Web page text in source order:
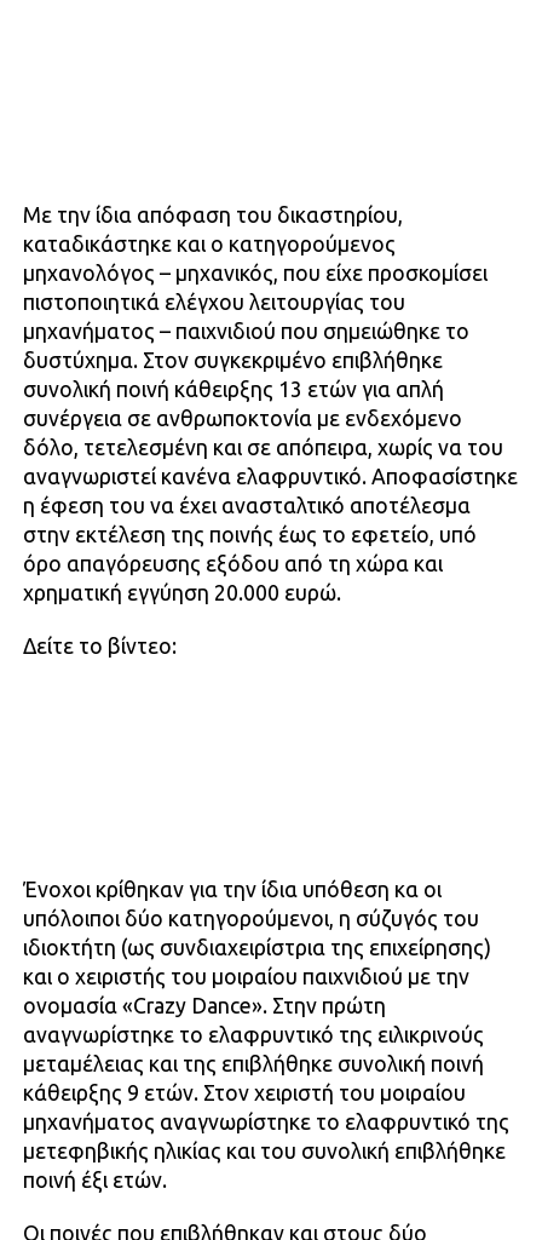
Με την ίδια απόφαση του δικαστηρίου,
καταδικάστηκε και ο κατηγορούμενος
μηχανολόγος – μηχανικός, που είχε προσκομίσει
πιστοποιητικά ελέγχου λειτουργίας του
μηχανήματος – παιχνιδιού που σημειώθηκε το
δυστύχημα. Στον συγκεκριμένο επιβλήθηκε
συνολική ποινή κάθειρξης 13 ετών για απλή
συνέργεια σε ανθρωποκτονία με ενδεχόμενο
δόλο, τετελεσμένη και σε απόπειρα, χωρίς να του
αναγνωριστεί κανένα ελαφρυντικό. Αποφασίστηκε
η έφεση του να έχει ανασταλτικό αποτέλεσμα
στην εκτέλεση της ποινής έως το εφετείο, υπό
όρο απαγόρευσης εξόδου από τη χώρα και
χρηματική εγγύηση 20.000 ευρώ.
Δείτε το βίντεο:
Ένοχοι κρίθηκαν για την ίδια υπόθεση κα οι
υπόλοιποι δύο κατηγορούμενοι, η σύζυγός του
ιδιοκτήτη (ως συνδιαχειρίστρια της επιχείρησης)
και ο χειριστής του μοιραίου παιχνιδιού με την
ονομασία «Crazy Dance». Στην πρώτη
αναγνωρίστηκε το ελαφρυντικό της ειλικρινούς
μεταμέλειας και της επιβλήθηκε συνολική ποινή
κάθειρξης 9 ετών. Στον χειριστή του μοιραίου
μηχανήματος αναγνωρίστηκε το ελαφρυντικό της
μετεφηβικής ηλικίας και του συνολική επιβλήθηκε
ποινή έξι ετών.
Οι ποινές που επιβλήθηκαν και στους δύο